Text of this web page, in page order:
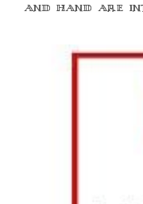
and hand are